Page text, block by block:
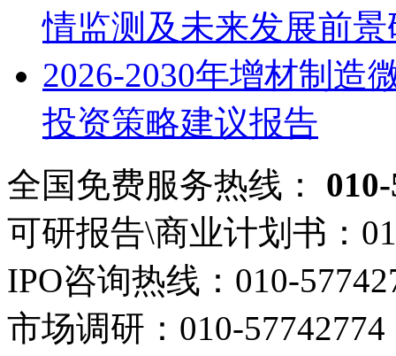
情监测及未来发展前
2026-2030年增材制造
投资策略建议报告
全国免费服务热线：
可研报告\商业计划书：
IPO咨询热线： 010-
市场调研： 010-57742774